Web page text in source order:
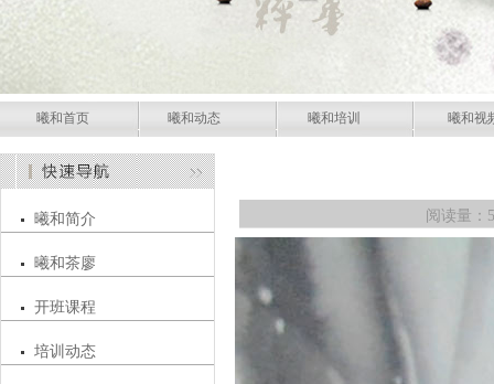
曦和首页 曦和动态 曦和培训 曦和视
曦和简介
曦和茶廖
开班课程
培训动态
阅读量